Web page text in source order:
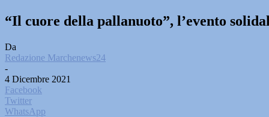
“Il cuore della pallanuoto”, l’evento
Da
Redazione Marchenews24
-
4 Dicembre 2021
Facebook
Twitter
WhatsApp